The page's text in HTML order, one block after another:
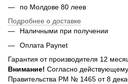
по Молдове 80 леев
Подробнее о доставке
Наличными при получении
Оплата Paynet
Гарантия от производителя 12
Внимание! Согласно
Правительства РМ № 1465 от 8